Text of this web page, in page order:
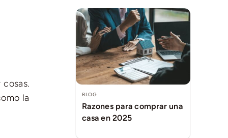
la
BLOG
Razones para comprar una
casa en 2025